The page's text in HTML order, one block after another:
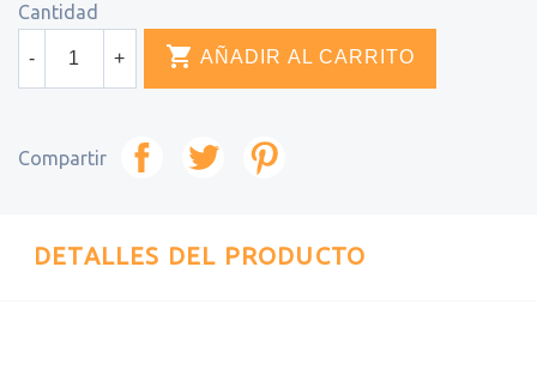
Cantidad
- +  AÑADIR AL CARRITO
Compartir
DETALLES DEL PRODUCTO